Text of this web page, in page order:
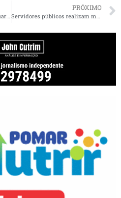
Econométrica: Braide 47,3%; Duarte Jr. 10,8%; Neto 10,6%; Rubens Jr. 6,0%
PRÓXIMO
Servidores públicos realizam manifestação em São Luís contra Reforma Administrativa